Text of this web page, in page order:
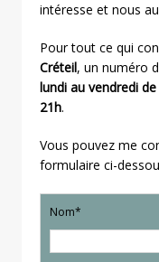
intéresse et nous
Pour tout ce qui
Créteil, un numéro
lundi au vendredi
21h.
Vous pouvez me
formulaire ci-
Nom*